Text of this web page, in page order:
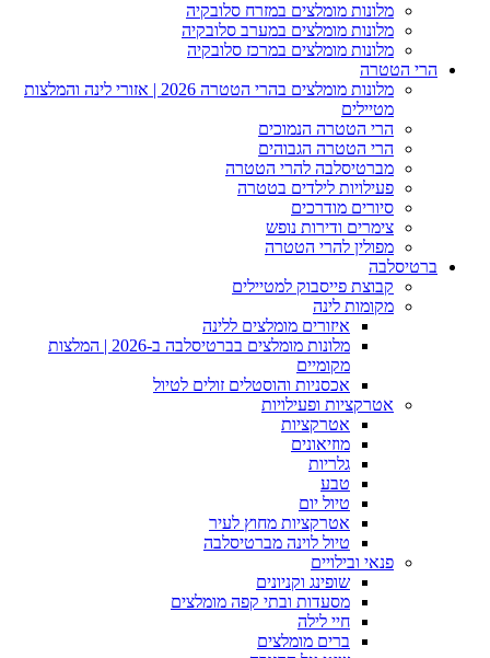
מלונות מומלצים במזרח סלובקיה
מלונות מומלצים במערב סלובקיה
מלונות מומלצים במרכז סלובקיה
הרי הטטרה
מלונות מומלצים בהרי הטטרה 2026 | אזורי לינה והמלצות
מטיילים
הרי הטטרה הנמוכים
הרי הטטרה הגבוהים
מברטיסלבה להרי הטטרה
פעילויות לילדים בטטרה
סיורים מודרכים
צימרים ודירות נופש
מפולין להרי הטטרה
ברטיסלבה
קבוצת פייסבוק למטיילים
מקומות לינה
איזורים מומלצים ללינה
מלונות מומלצים בברטיסלבה ב-2026 | המלצות
מקומיים
אכסניות והוסטלים זולים לטיול
אטרקציות ופעילויות
אטרקציות
מוזיאונים
גלריות
טבע
טיול יום
אטרקציות מחוץ לעיר
טיול לוינה מברטיסלבה
פנאי ובילויים
שופינג וקניונים
מסעדות ובתי קפה מומלצים
חיי לילה
ברים מומלצים